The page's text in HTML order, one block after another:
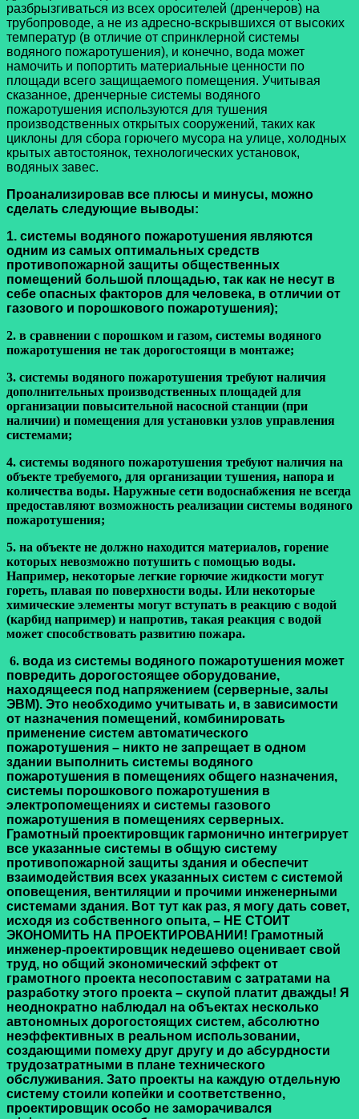
разбрызгиваться из всех оросителей (дренчеров) на
трубопроводе, а не из адресно-вскрывшихся от высоких
температур (в отличие от спринклерной системы
водяного пожаротушения), и конечно, вода может
намочить и попортить материальные ценности по
площади всего защищаемого помещения. Учитывая
сказанное, дренчерные системы водяного
пожаротушения используются для тушения
производственных открытых сооружений, таких как
циклоны для сбора горючего мусора на улице, холодных
крытых автостоянок, технологических установок,
водяных завес.
Проанализировав все плюсы и минусы, можно
сделать следующие выводы:
1. системы водяного пожаротушения являются
одним из самых оптимальных средств
противопожарной защиты общественных
помещений большой площадью, так как не несут в
себе опасных факторов для человека, в отличии от
газового и порошкового пожаротушения);
2. в сравнении с порошком и газом, системы водяного
пожаротушения не так дорогостоящи в монтаже;
3. системы водяного пожаротушения требуют наличия
дополнительных производственных площадей для
организации повысительной насосной станции (при
наличии) и помещения для установки узлов управления
системами;
4. системы водяного пожаротушения требуют наличия на
объекте требуемого, для организации тушения, напора и
количества воды. Наружные сети водоснабжения не всегда
предоставляют возможность реализации системы водяного
пожаротушения;
5. на объекте не должно находится материалов, горение
которых невозможно потушить с помощью воды.
Например, некоторые легкие горючие жидкости могут
гореть, плавая по поверхности воды. Или некоторые
химические элементы могут вступать в реакцию с водой
(карбид например) и напротив, такая реакция с водой
может способствовать развитию пожара.
6. вода из системы водяного пожаротушения может
повредить дорогостоящее оборудование,
находящееся под напряжением (серверные, залы
ЭВМ). Это необходимо учитывать и, в зависимости
от назначения помещений, комбинировать
применение систем автоматического
пожаротушения – никто не запрещает в одном
здании выполнить системы водяного
пожаротушения в помещениях общего назначения,
системы порошкового пожаротушения в
электропомещениях и системы газового
пожаротушения в помещениях серверных.
Грамотный проектировщик гармонично интегрирует
все указанные системы в общую систему
противопожарной защиты здания и обеспечит
взаимодействия всех указанных систем с системой
оповещения, вентиляции и прочими инженерными
системами здания. Вот тут как раз, я могу дать совет,
исходя из собственного опыта, – НЕ СТОИТ
ЭКОНОМИТЬ НА ПРОЕКТИРОВАНИИ! Грамотный
инженер-проектировщик недешево оценивает свой
труд, но общий экономический эффект от
грамотного проекта несопоставим с затратами на
разработку этого проекта – скупой платит дважды! Я
неоднократно наблюдал на объектах несколько
автономных дорогостоящих систем, абсолютно
неэффективных в реальном использовании,
создающими помеху друг другу и до абсурдности
трудозатратными в плане технического
обслуживания. Зато проекты на каждую отдельную
систему стоили копейки и соответственно,
проектировщик особо не заморачивался